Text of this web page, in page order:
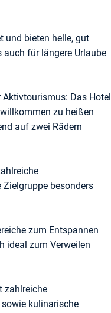
und bieten helle, gut
für längere Urlaube
Das Hotel
zu heißen
auf zwei Rädern
besonders
zum Entspannen
ideal zum Verweilen
zahlreiche
kulinarische